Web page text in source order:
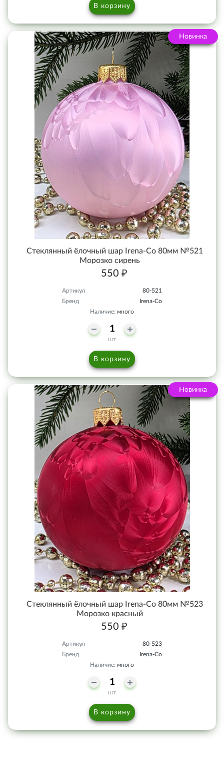
В корзину
Новинка
Стеклянный ёлочный шар Irena-Co 80мм №521
Морозко сирень
550 ₽
Артикул
80-521
Бренд
Irena-Co
Наличие: много
шт
В корзину
Новинка
Стеклянный ёлочный шар Irena-Co 80мм №523
Морозко красный
550 ₽
Артикул
80-523
Бренд
Irena-Co
Наличие: много
шт
В корзину